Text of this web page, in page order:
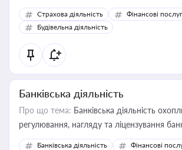
корисне для власника бізнесу, керівника,
бухгалтера під час оподаткування,
державного майна, корпоративних угод і
статусу суб'єктів оціночної діяльності
Страхова діяльність
Фінансові
Будівельна діяльність
Банківська діяльність
Про що тема: Банківська діяльність
регулювання, нагляду та ліцензування
Банківська діяльність Фінансові